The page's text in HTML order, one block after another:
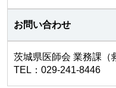
お問い合わせ
茨城県医師会 業務課（
TEL：029-241-8446